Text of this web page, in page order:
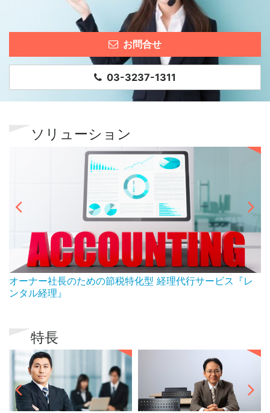
お問合せ
03-3237-1311
ソリューション
オーナー社長のための節税特化型 経理代行サービス『レ
ンタル経理』
特長